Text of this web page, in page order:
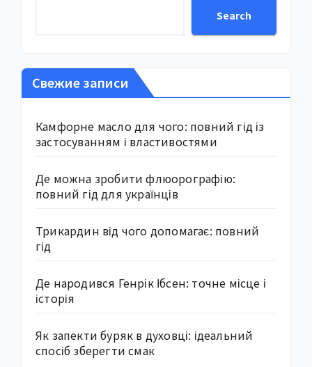
Search
Свежие записи
Камфорне масло для чого: повний гід із
застосуванням і властивостями
Де можна зробити флюорографію:
повний гід для українців
Трикардин від чого допомагає: повний
гід
Де народився Генрік Ібсен: точне місце і
історія
Як запекти буряк в духовці: ідеальний
спосіб зберегти смак